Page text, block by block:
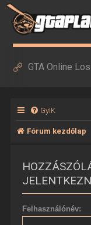
GTA Online
GyIK
Fórum kezdőlap
Felhasználónév: